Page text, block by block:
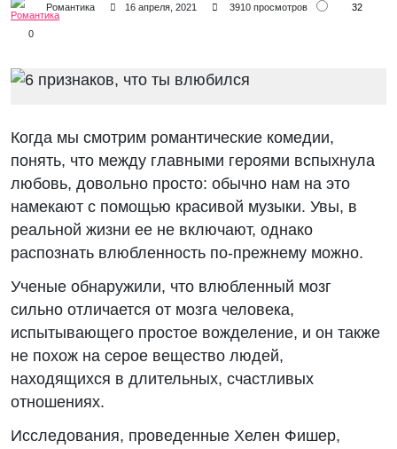
Романтика 16 апреля, 2021 3910 просмотров 32
0
Когда мы смотрим романтические комедии,
понять, что между главными героями вспыхнула
любовь, довольно просто: обычно нам на это
намекают с помощью красивой музыки. Увы, в
реальной жизни ее не включают, однако
распознать влюбленность по-прежнему можно.
Ученые обнаружили, что влюбленный мозг
сильно отличается от мозга человека,
испытывающего простое вожделение, и он также
не похож на серое вещество людей,
находящихся в длительных, счастливых
отношениях.
Исследования, проведенные Хелен Фишер,